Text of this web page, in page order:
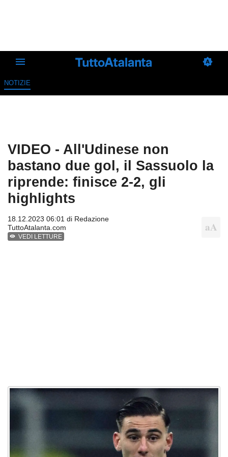
NOTIZIE
VIDEO - All'Udinese non
bastano due gol, il Sassuolo la
riprende: finisce 2-2, gli
highlights
18.12.2023 06:01 di Redazione
TuttoAtalanta.com
VEDI LETTURE